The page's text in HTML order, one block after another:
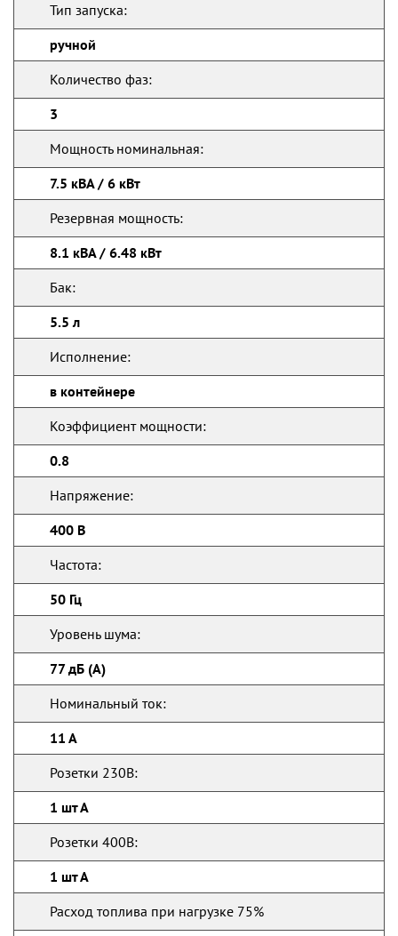
Тип запуска:
ручной
Количество фаз:
3
Мощность номинальная:
7.5 кВА / 6 кВт
Резервная мощность:
8.1 кВА / 6.48 кВт
Бак:
5.5 л
Исполнение:
в контейнере
Коэффициент мощности:
0.8
Напряжение:
400 В
Частота:
50 Гц
Уровень шума:
77 дБ (А)
Номинальный ток:
11 А
Розетки 230В:
1 шт А
Розетки 400В:
1 шт А
Расход топлива при нагрузке 75%